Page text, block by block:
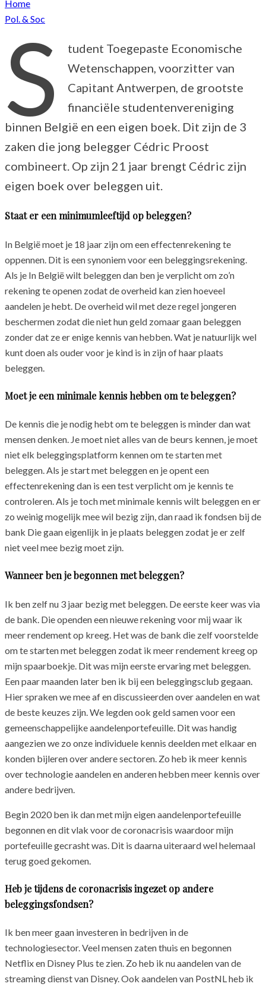
Home
Pol. & Soc
S
tudent Toegepaste Economische
Wetenschappen, voorzitter van
Capitant Antwerpen, de grootste
financiële studentenvereniging
binnen België en een eigen boek. Dit zijn de 3
zaken die jong belegger Cédric Proost
combineert. Op zijn 21 jaar brengt Cédric zijn
eigen boek over beleggen uit.
Staat er een minimumleeftijd op beleggen?
In België moet je 18 jaar zijn om een effectenrekening te
oppennen. Dit is een synoniem voor een beleggingsrekening.
Als je In België wilt beleggen dan ben je verplicht om zo’n
rekening te openen zodat de overheid kan zien hoeveel
aandelen je hebt. De overheid wil met deze regel jongeren
beschermen zodat die niet hun geld zomaar gaan beleggen
zonder dat ze er enige kennis van hebben. Wat je natuurlijk wel
kunt doen als ouder voor je kind is in zijn of haar plaats
beleggen.
Moet je een minimale kennis hebben om te beleggen?
De kennis die je nodig hebt om te beleggen is minder dan wat
mensen denken. Je moet niet alles van de beurs kennen, je moet
niet elk beleggingsplatform kennen om te starten met
beleggen. Als je start met beleggen en je opent een
effectenrekening dan is een test verplicht om je kennis te
controleren. Als je toch met minimale kennis wilt beleggen en er
zo weinig mogelijk mee wil bezig zijn, dan raad ik fondsen bij de
bank Die gaan eigenlijk in je plaats beleggen zodat je er zelf
niet veel mee bezig moet zijn.
Wanneer ben je begonnen met beleggen?
Ik ben zelf nu 3 jaar bezig met beleggen. De eerste keer was via
de bank. Die openden een nieuwe rekening voor mij waar ik
meer rendement op kreeg. Het was de bank die zelf voorstelde
om te starten met beleggen zodat ik meer rendement kreeg op
mijn spaarboekje. Dit was mijn eerste ervaring met beleggen.
Een paar maanden later ben ik bij een beleggingsclub gegaan.
Hier spraken we mee af en discussieerden over aandelen en wat
de beste keuzes zijn. We legden ook geld samen voor een
gemeenschappelijke aandelenportefeuille. Dit was handig
aangezien we zo onze individuele kennis deelden met elkaar en
konden bijleren over andere sectoren. Zo heb ik meer kennis
over technologie aandelen en anderen hebben meer kennis over
andere bedrijven.
Begin 2020 ben ik dan met mijn eigen aandelenportefeuille
begonnen en dit vlak voor de coronacrisis waardoor mijn
portefeuille gecrasht was. Dit is daarna uiteraard wel helemaal
terug goed gekomen.
Heb je tijdens de coronacrisis ingezet op andere
beleggingsfondsen?
Ik ben meer gaan investeren in bedrijven in de
technologiesector. Veel mensen zaten thuis en begonnen
Netflix en Disney Plus te zien. Zo heb ik nu aandelen van de
streaming dienst van Disney. Ook aandelen van PostNL heb ik